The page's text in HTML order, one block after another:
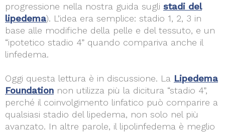
progressione nella nostra guida sugli stadi del
lipedema). L’idea era semplice: stadio 1, 2, 3 in
base alle modifiche della pelle e del tessuto, e un
“ipotetico stadio 4” quando compariva anche il
linfedema.
Oggi questa lettura è in discussione. La Lipedema
Foundation non utilizza più la dicitura “stadio 4”,
perché il coinvolgimento linfatico può comparire a
qualsiasi stadio del lipedema, non solo nel più
avanzato. In altre parole, il lipolinfedema è meglio